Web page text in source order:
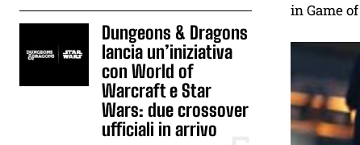
Dungeons & Dragons
lancia un’iniziativa
con World of
Warcraft e Star
Wars: due crossover
ufficiali in arrivo
in Game